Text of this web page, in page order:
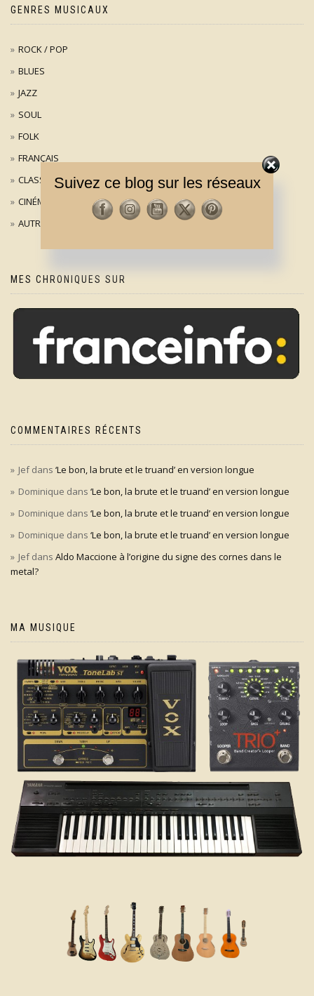
GENRES MUSICAUX
ROCK / POP
BLUES
JAZZ
SOUL
FOLK
FRANÇAIS
CLASSIQUE
CINÉMA
AUTRES
MES CHRONIQUES SUR
COMMENTAIRES RÉCENTS
Jefdans ‘Le bon, la brute et le truand’ en version longue
Dominique dans ‘Le bon, la brute et le truand’ en version longue
Dominique dans ‘Le bon, la brute et le truand’ en version longue
Dominique dans ‘Le bon, la brute et le truand’ en version longue
Jefdans Aldo Maccione à l’origine du signe des cornes dans le
metal?
MA MUSIQUE
Suivez ce blog sur les réseaux